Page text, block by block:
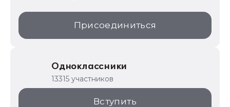
Присоединиться
Одноклассники
13315 участников
Вступить